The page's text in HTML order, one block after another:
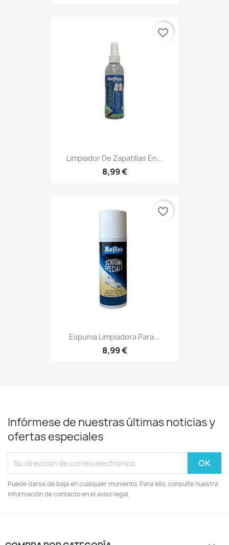
Limpiador De Zapatillas En...
8,99 €
favorite_border
Espuma Limpiadora Para...
8,99 €
favorite_border
Infórmese de nuestras últimas noticias y
ofertas especiales
Puede darse de baja en cualquier momento. Para ello, consulte nuestra
información de contacto en el aviso legal.